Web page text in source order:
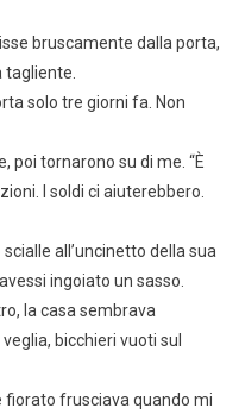
bruscamente dalla porta,
tagliente.
solo tre giorni fa. Non
poi tornarono su di me. “È
I soldi ci aiuterebbero.
all’uncinetto della sua
ingoiato un sasso.
la casa sembrava
bicchieri vuoti sul
fiorato frusciava quando mi